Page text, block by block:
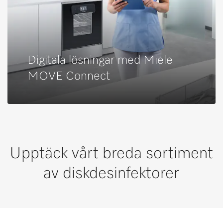
Digitala lösningar med Miele
MOVE Connect
Upptäck vårt breda sortiment
av diskdesinfektorer